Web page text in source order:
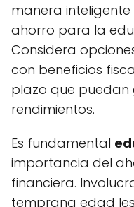
manera
ahorro para la
Considera
con beneficios
plazo que puedan
rendimientos.
Es fundamental
importancia del
financiera.
temprana edad